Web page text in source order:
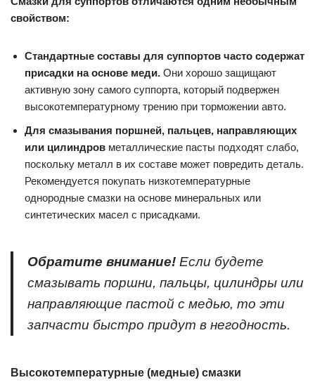
свойством:
Стандартные составы для суппортов часто содержат
присадки на основе меди. Они хорошо защищают
активную зону самого суппорта, который подвержен
высокотемпературному трению при торможении авто.
Для смазывания поршней, пальцев, направляющих
или цилиндров металлические пасты подходят слабо,
поскольку металл в их составе может повредить деталь.
Рекомендуется покупать низкотемпературные
однородные смазки на основе минеральных или
синтетических масел с присадками.
Обратите внимание! Если будете
смазывать поршни, пальцы, цилиндры или
направляющие пастой с медью, то эти
запчасти быстро придут в негодность.
Высокотемпературные (медные) смазки